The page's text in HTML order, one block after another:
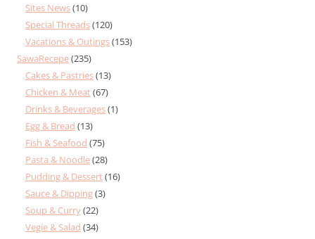
Sites News(10)
Special Threads(120)
Vacations & Outings(153)
SawaRecepe(235)
Cakes & Pastries(13)
Chicken & Meat(67)
Drinks & Beverages(1)
Egg & Bread (13)
Fish & Seafood (75)
Pasta & Noodle(28)
Pudding & Dessert(16)
Sauce & Dipping(3)
Soup & Curry(22)
Vegie & Salad (34)